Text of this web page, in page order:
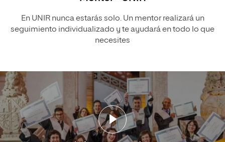
En UNIR nunca estarás solo. Un mentor realizará un
seguimiento individualizado y te ayudará en todo lo que
necesites